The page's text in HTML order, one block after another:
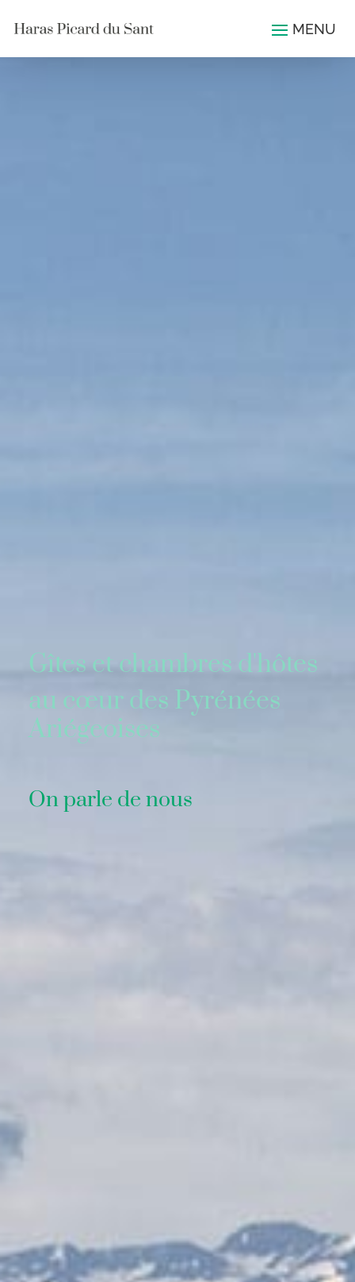
Gîtes et chambres d'hôtes
au cœur des Pyrénées
Ariégeoises
On parle de nous